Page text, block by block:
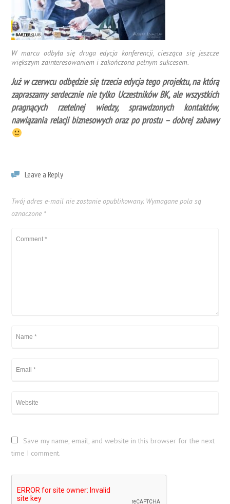
W marcu odbyła się druga edycja konferencji, ciesząca się jeszcze
większym zainteresowaniem i zakończona pełnym sukcesem.
Już w czerwcu odbędzie się trzecia edycja tego projektu, na którą
zapraszamy serdecznie nie tylko Uczestników BK, ale wszystkich
pragnących rzetelnej wiedzy, sprawdzonych kontaktów,
nawiązania relacji biznesowych oraz po prostu – dobrej zabawy
Leave a Reply
Twój adres e-mail nie zostanie opublikowany. Wymagane pola są
oznaczone *
Save my name, email, and website in this browser for the next
time I comment.